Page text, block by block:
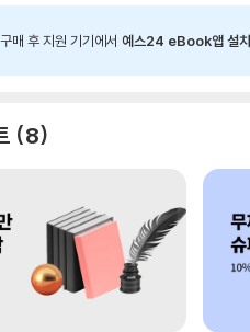
매 후 지원 기기에서 예스24 eBook앱 설치
8